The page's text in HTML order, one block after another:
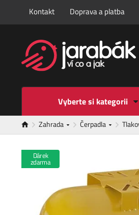
Kontakt Doprava a platba
Vyberte si kategorii
Zahrada Čerpadla
Dárek
zdarma